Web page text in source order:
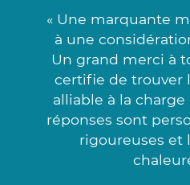
« Une marquante
à une
Un grand merci à
certifie de trouver
alliable à la charge
réponses sont
rigoureuses et